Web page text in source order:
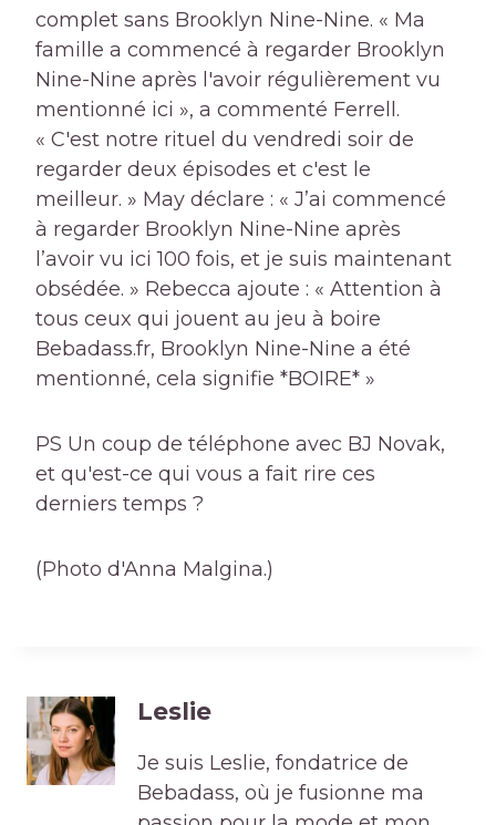
complet sans Brooklyn Nine-Nine. « Ma
famille a commencé à regarder Brooklyn
Nine-Nine après l'avoir régulièrement vu
mentionné ici », a commenté Ferrell.
« C'est notre rituel du vendredi soir de
regarder deux épisodes et c'est le
meilleur. » May déclare : « J’ai commencé
à regarder Brooklyn Nine-Nine après
l’avoir vu ici 100 fois, et je suis maintenant
obsédée. » Rebecca ajoute : « Attention à
tous ceux qui jouent au jeu à boire
Bebadass.fr, Brooklyn Nine-Nine a été
mentionné, cela signifie *BOIRE* »
PS Un coup de téléphone avec BJ Novak,
et qu'est-ce qui vous a fait rire ces
derniers temps ?
(Photo d'Anna Malgina.)
Leslie
Je suis Leslie, fondatrice de
Bebadass, où je fusionne ma